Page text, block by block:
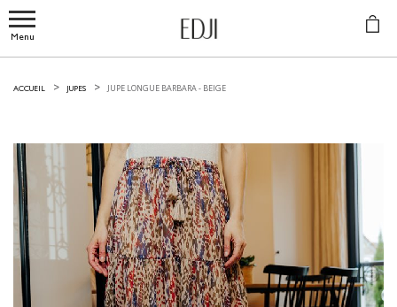
Menu
ACCUEIL JUPES JUPE LONGUE BARBARA - BEIGE